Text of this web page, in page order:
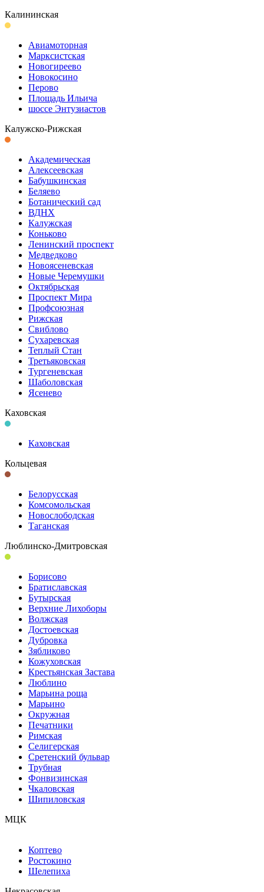
Калининская
Авиамоторная
Марксистская
Новогиреево
Новокосино
Перово
Площадь Ильича
шоссе Энтузиастов
Калужско-Рижская
Академическая
Алексеевская
Бабушкинская
Беляево
Ботанический сад
ВДНХ
Калужская
Коньково
Ленинский проспект
Медведково
Новоясеневская
Новые Черемушки
Октябрьская
Проспект Мира
Профсоюзная
Рижская
Свиблово
Сухаревская
Теплый Стан
Третьяковская
Тургеневская
Шаболовская
Ясенево
Каховская
Каховская
Кольцевая
Белорусская
Комсомольская
Новослободская
Таганская
Люблинско-Дмитровская
Борисово
Братиславская
Бутырская
Верхние Лихоборы
Волжская
Достоевская
Дубровка
Зябликово
Кожуховская
Крестьянская Застава
Люблино
Марьина роща
Марьино
Окружная
Печатники
Римская
Селигерская
Сретенский бульвар
Трубная
Фонвизинская
Чкаловская
Шипиловская
МЦК
Коптево
Ростокино
Шелепиха